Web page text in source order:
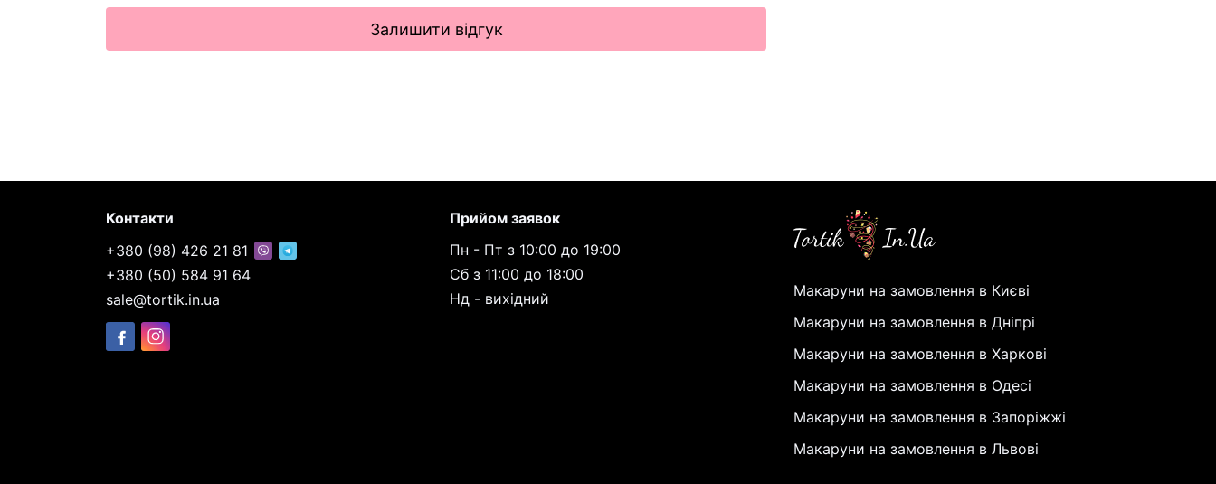
Залишити відгук
Контакти
+380 (98) 426 21 81
+380 (50) 584 91 64
sale@tortik.in.ua
Прийом заявок
Пн - Пт з 10:00 до 19:00
Сб з 11:00 до 18:00
Нд - вихідний
Макаруни на замовлення в Києві
Макаруни на замовлення в Дніпрі
Макаруни на замовлення в Харкові
Макаруни на замовлення в Одесі
Макаруни на замовлення в Запоріжжі
Макаруни на замовлення в Львові